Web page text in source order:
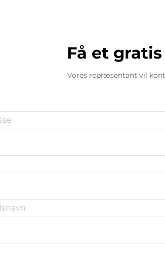
Få et
Vores repræsentant vil